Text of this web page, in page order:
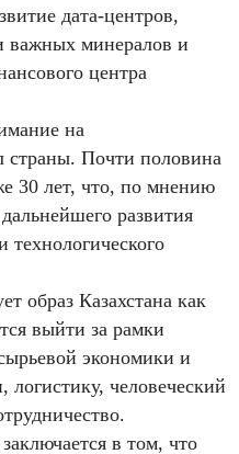
дата-центров,
важных минералов и
центра
на
страны. Почти половина
30 лет, что, по мнению
развития
образ Казахстана как
выйти за рамки
экономики и
логистику, человеческий
в том, что